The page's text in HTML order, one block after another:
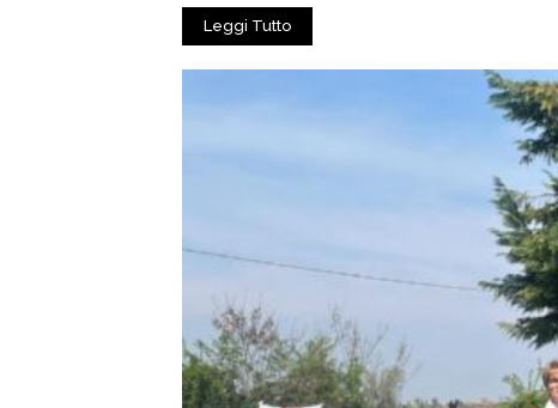
Leggi Tutto